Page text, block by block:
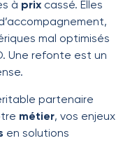
à prix cassé. Elles
mal optimisés
Une refonte est un
partenaire
métier, vos enjeux
en solutions